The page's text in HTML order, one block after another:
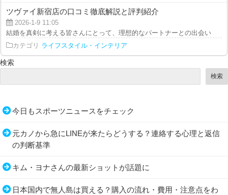
ツヴァイ新宿店の口コミ徹底解説と評判紹介
2026-1-9 11:05
結婚を真剣に考える皆さんにとって、理想的なパートナーとの出会いは人
カテゴリ ライフスタイル・インテリア
検索
検索
今日もスポーツニュースをチェック
元カノから急にLINEが来たらどうする？連絡する心理と返信
の判断基準
キム・ヨナさんの最新ショットが話題に
日本国内で無人島は買える？購入の流れ・費用・注意点をわ